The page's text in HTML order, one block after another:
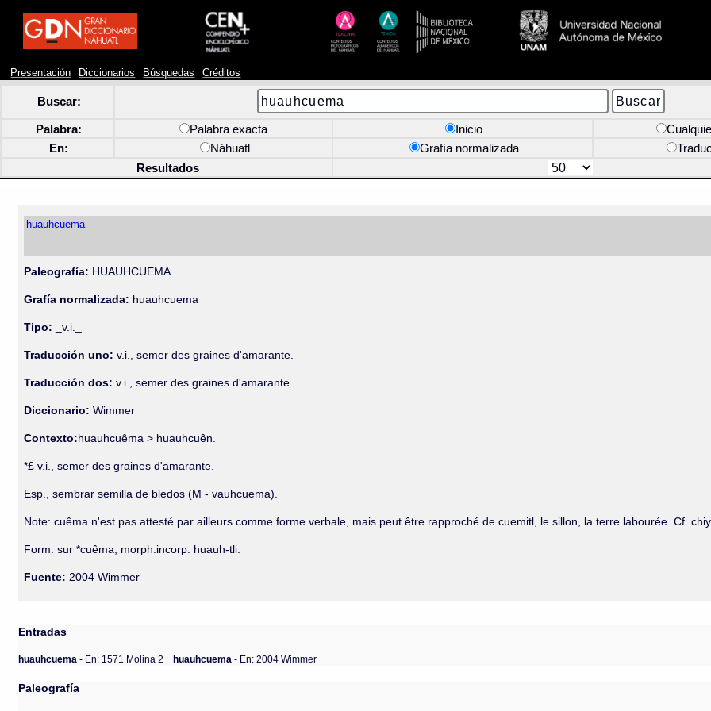
Presentación Diccionarios Búsquedas Créditos
Buscar:
Palabra: Palabra exacta Inicio
En:
Náhuatl Grafía normalizada
Resultados
huauhcuema
Paleografía: HUAUHCUEMA
Grafía normalizada: huauhcuema
Tipo: _v.i._
Traducción uno: v.i., semer des graines d'amarante.
Traducción dos: v.i., semer des graines d'amarante.
Diccionario:Wimmer
Contexto:huauhcuêma > huauhcuên.
*£ v.i., semer des graines d'amarante.
Esp., sembrar semilla de bledos (M - vauhcuema).
Note: cuêma n'est pas attesté par ailleurs comme forme verbale, mais peut être rapproché de cuemitl, le sillon, la terre labourée. Cf.
Form: sur *cuêma, morph.incorp. huauh-tli.
Fuente: 2004 Wimmer
Entradas
huauhcuema- En: 1571 Molina 2 huauhcuema- En: 2004 Wimmer
Paleografía